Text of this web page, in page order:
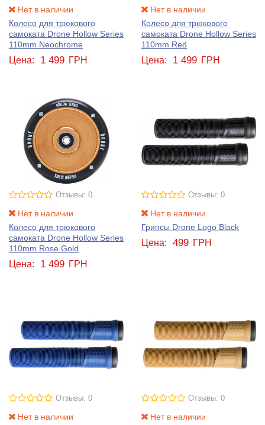
Нет в наличии
Колесо для трюкового
самоката Drone Hollow Series
110mm Neochrome
Цена: 1 499 ГРН
Нет в наличии
Колесо для трюкового
самоката Drone Hollow Series
110mm Red
Цена: 1 499 ГРН
Отзывы: 0
Нет в наличии
Колесо для трюкового
самоката Drone Hollow Series
110mm Rose Gold
Цена: 1 499 ГРН
Отзывы: 0
Нет в наличии
Грипсы Drone Logo Black
Цена: 499 ГРН
Отзывы: 0
Нет в наличии
Отзывы: 0
Нет в наличии